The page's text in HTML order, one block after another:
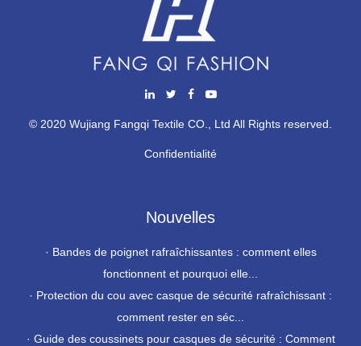
© 2020 Wujiang Fangqi Textile CO., Ltd All Rights reserved.
Confidentialité
Nouvelles
· Bandes de poignet rafraîchissantes : comment elles
fonctionnent et pourquoi elle...
· Protection du cou avec casque de sécurité rafraîchissant :
comment rester en séc...
· Guide des coussinets pour casques de sécurité : Comment